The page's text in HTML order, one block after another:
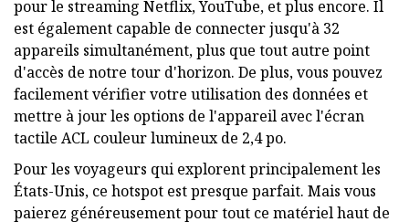
pour le streaming Netflix, YouTube, et plus encore. Il
est également capable de connecter jusqu'à 32
appareils simultanément, plus que tout autre point
d'accès de notre tour d'horizon. De plus, vous pouvez
facilement vérifier votre utilisation des données et
mettre à jour les options de l'appareil avec l'écran
tactile ACL couleur lumineux de 2,4 po.
Pour les voyageurs qui explorent principalement les
États-Unis, ce hotspot est presque parfait. Mais vous
paierez généreusement pour tout ce matériel haut de